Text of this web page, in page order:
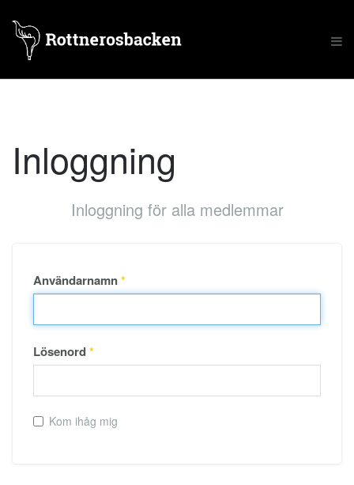
Inloggning
Inloggning för alla medlemmar
Användarnamn*
Lösenord*
Kom ihåg mig